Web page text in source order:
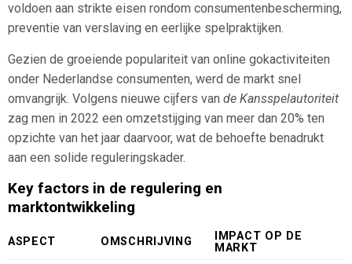
voldoen aan strikte eisen rondom consumentenbescherming,
preventie van verslaving en eerlijke spelpraktijken.
Gezien de groeiende populariteit van online gokactiviteiten
onder Nederlandse consumenten, werd de markt snel
omvangrijk. Volgens nieuwe cijfers van de Kansspelautoriteit
zag men in 2022 een omzetstijging van meer dan 20% ten
opzichte van het jaar daarvoor, wat de behoefte benadrukt
aan een solide reguleringskader.
Key factors in de regulering en
marktontwikkeling
ASPECT OMSCHRIJVING
IMPACT OP DE
MARKT